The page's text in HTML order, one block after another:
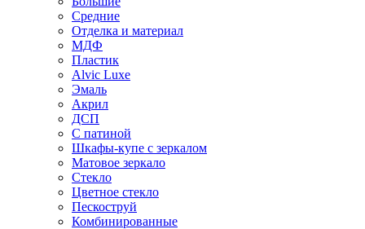
Средние
Отделка и материал
МДФ
Пластик
Alvic Luxe
Эмаль
Акрил
ДСП
С патиной
Шкафы-купе с зеркалом
Матовое зеркало
Стекло
Цветное стекло
Пескоструй
Комбинированные